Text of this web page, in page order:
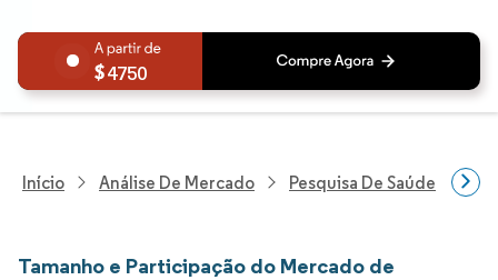
4750
Início Análise De Mercado Pesquisa De Saúde
Tamanho e Participação do Mercado de